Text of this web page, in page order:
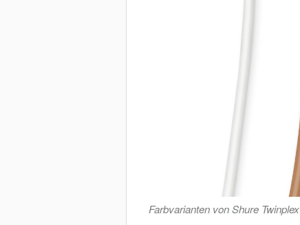
Farbvarianten von Shure Twinplex